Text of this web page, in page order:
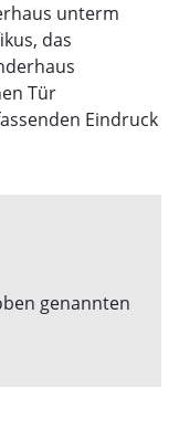
unterm
das
Tür
Eindruck
genannten